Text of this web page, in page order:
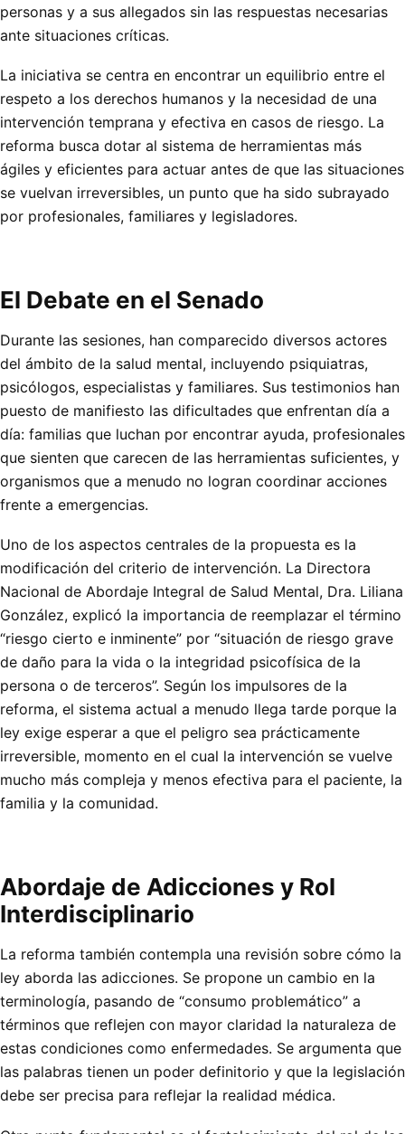
personas y a sus allegados sin las respuestas necesarias
ante situaciones críticas.
La iniciativa se centra en encontrar un equilibrio entre el
respeto a los derechos humanos y la necesidad de una
intervención temprana y efectiva en casos de riesgo. La
reforma busca dotar al sistema de herramientas más
ágiles y eficientes para actuar antes de que las situaciones
se vuelvan irreversibles, un punto que ha sido subrayado
por profesionales, familiares y legisladores.
El Debate en el Senado
Durante las sesiones, han comparecido diversos actores
del ámbito de la salud mental, incluyendo psiquiatras,
psicólogos, especialistas y familiares. Sus testimonios han
puesto de manifiesto las dificultades que enfrentan día a
día: familias que luchan por encontrar ayuda, profesionales
que sienten que carecen de las herramientas suficientes, y
organismos que a menudo no logran coordinar acciones
frente a emergencias.
Uno de los aspectos centrales de la propuesta es la
modificación del criterio de intervención. La Directora
Nacional de Abordaje Integral de Salud Mental, Dra. Liliana
González, explicó la importancia de reemplazar el término
“riesgo cierto e inminente” por “situación de riesgo grave
de daño para la vida o la integridad psicofísica de la
persona o de terceros”. Según los impulsores de la
reforma, el sistema actual a menudo llega tarde porque la
ley exige esperar a que el peligro sea prácticamente
irreversible, momento en el cual la intervención se vuelve
mucho más compleja y menos efectiva para el paciente, la
familia y la comunidad.
Abordaje de Adicciones y Rol
Interdisciplinario
La reforma también contempla una revisión sobre cómo la
ley aborda las adicciones. Se propone un cambio en la
terminología, pasando de “consumo problemático” a
términos que reflejen con mayor claridad la naturaleza de
estas condiciones como enfermedades. Se argumenta que
las palabras tienen un poder definitorio y que la legislación
debe ser precisa para reflejar la realidad médica.